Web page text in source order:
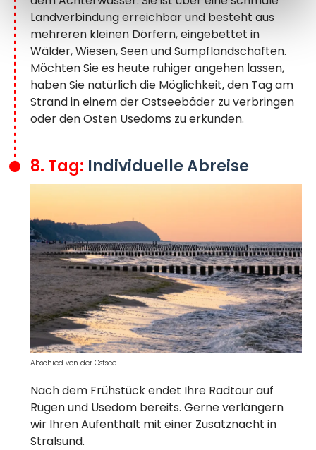
Landverbindung erreichbar und besteht aus
mehreren kleinen Dörfern, eingebettet in
Wälder, Wiesen, Seen und Sumpflandschaften.
Möchten Sie es heute ruhiger angehen lassen,
haben Sie natürlich die Möglichkeit, den Tag am
Strand in einem der Ostseebäder zu verbringen
oder den Osten Usedoms zu erkunden.
8. Tag: Individuelle Abreise
Nach dem Frühstück endet Ihre Radtour auf
Rügen und Usedom bereits. Gerne verlängern
wir Ihren Aufenthalt mit einer Zusatznacht in
Stralsund.
Abschied von der Ostsee